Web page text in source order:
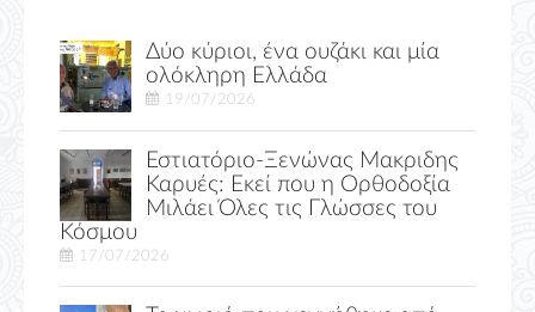
Δύο κύριοι, ένα ουζάκι και μία
ολόκληρη Ελλάδα
19/07/2026
Εστιατόριο-Ξενώνας Μακριδης
Καρυές: Εκεί που η Ορθοδοξία
Μιλάει Όλες τις Γλώσσες του
Κόσμου
17/07/2026